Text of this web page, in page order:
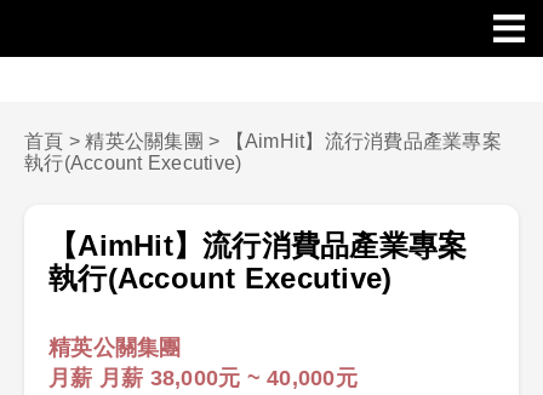
首頁 >精英公關集團 >
【AimHit】流行消費品產業專案
執行(Account Executive)
【AimHit】流行消費品產業專案
執行(Account Executive)
精英公關集團
月薪 月薪 38,000元 ~ 40,000元